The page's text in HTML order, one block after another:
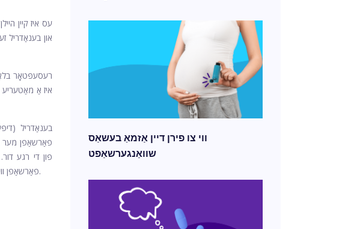
עס איז קיין
און בענאַדריל
איז אַ
בענאַדריל
פאַרשאַפן מער
פון ​​די רגע
פאַרשאַפן ווייניקער דראַוזינאַס און ווייניקער זייַט יפעקס אין אַלגעמיין און איז סאַפער אויב איר דאַרפֿן צו פאָרן אָדער אַרבעטן מאַשינערי.
ווי צו פירן דיין אַזמאַ בעשאַס
שוואַנגערשאַפט